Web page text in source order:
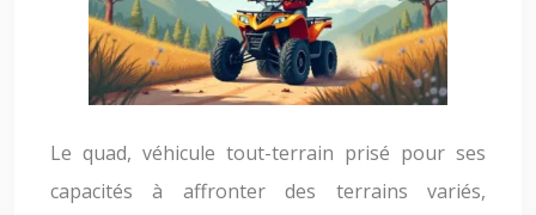
Le quad, véhicule tout-terrain prisé pour ses
capacités à affronter des terrains variés,